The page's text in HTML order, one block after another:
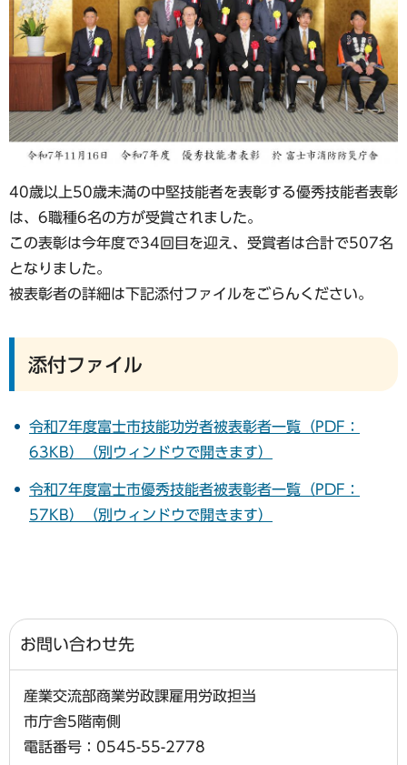
40歳以上50歳未満の中堅技能者を表彰する優秀技能者表彰
は、6職種6名の方が受賞されました。
この表彰は今年度で34回目を迎え、受賞者は合計で507名
となりました。
被表彰者の詳細は下記添付ファイルをごらんください。
添付ファイル
令和7年度富士市技能功労者被表彰者一覧（PDF：
63KB）（別ウィンドウで開きます）
令和7年度富士市優秀技能者被表彰者一覧（PDF：
57KB）（別ウィンドウで開きます）
お問い合わせ先
産業交流部商業労政課雇用労政担当
市庁舎5階南側
電話番号：0545-55-2778